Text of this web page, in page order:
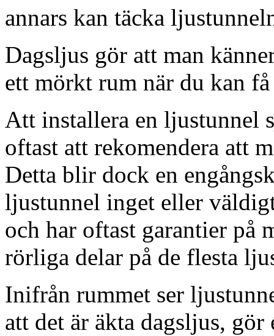
annars kan täcka
Dagsljus gör att man
ett mörkt rum när du kan
Att installera en ljustunnel
oftast att rekomendera att
Detta blir dock en
ljustunnel inget eller
och har oftast garantier på
rörliga delar på de flesta
Inifrån rummet ser
att det är äkta dagsljus,